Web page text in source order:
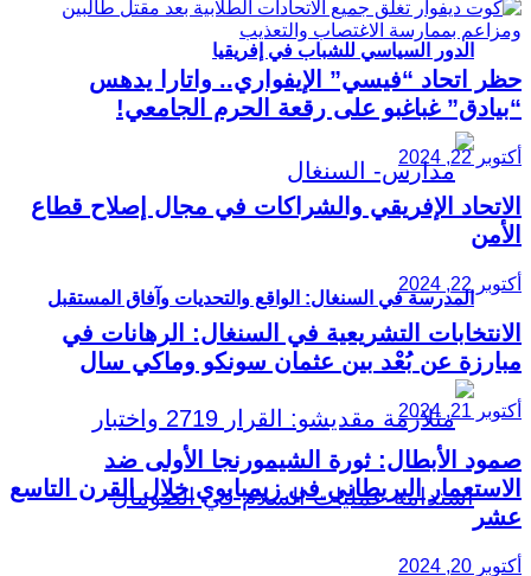
الدور السياسي للشباب في إفريقيا
المدرسة في السنغال: الواقع والتحديات وآفاق المستقبل
حظر اتحاد “فيسي” الإيفواري.. واتارا يدهس
“بيادق” غباغبو على رقعة الحرم الجامعي!
أكتوبر 22, 2024
الاتحاد الإفريقي والشراكات في مجال إصلاح قطاع
الأمن
أكتوبر 22, 2024
الانتخابات التشريعية في السنغال: الرهانات في
مبارزة عن بُعْد بين عثمان سونكو وماكي سال
أكتوبر 21, 2024
صمود الأبطال: ثورة الشيمورنجا الأولى ضد
الاستعمار البريطاني في زيمبابوي خلال القرن التاسع
عشر
أكتوبر 20, 2024